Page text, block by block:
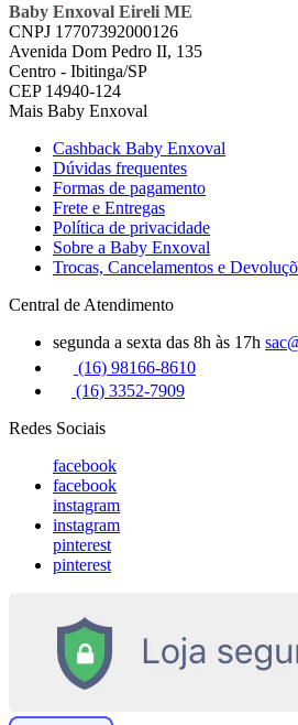
Baby Enxoval Eireli ME
CNPJ 17707392000126
Avenida Dom Pedro II, 135
Centro - Ibitinga/SP
CEP 14940-124
Mais Baby Enxoval
Cashback Baby Enxoval
Dúvidas frequentes
Formas de pagamento
Frete e Entregas
Política de privacidade
Sobre a Baby Enxoval
Trocas, Cancelamentos e
Central de Atendimento
segunda a sexta das 8h às 17h
(16) 98166-8610
(16) 3352-7909
Redes Sociais
facebook
facebook
instagram
instagram
pinterest
pinterest